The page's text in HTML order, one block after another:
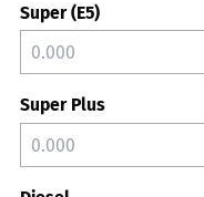
Super (E5)
Super Plus